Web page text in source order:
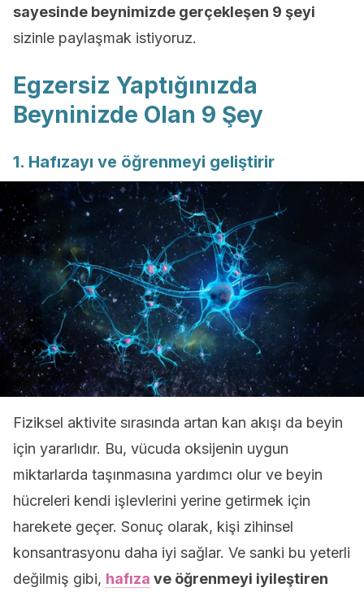
sayesinde beynimizde gerçekleşen 9 şeyi
sizinle paylaşmak istiyoruz.
Egzersiz Yaptığınızda
Beyninizde Olan 9 Şey
1. Hafızayı ve öğrenmeyi geliştirir
Fiziksel aktivite sırasında artan kan akışı da beyin
için yararlıdır. Bu, vücuda oksijenin uygun
miktarlarda taşınmasına yardımcı olur ve beyin
hücreleri kendi işlevlerini yerine getirmek için
harekete geçer. Sonuç olarak, kişi zihinsel
konsantrasyonu daha iyi sağlar. Ve sanki bu yeterli
değilmiş gibi, hafıza ve öğrenmeyi iyileştiren